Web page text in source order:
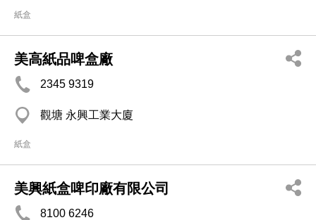
紙盒
美高紙品啤盒廠
2345 9319
觀塘 永興工業大廈
紙盒
美興紙盒啤印廠有限公司
8100 6246